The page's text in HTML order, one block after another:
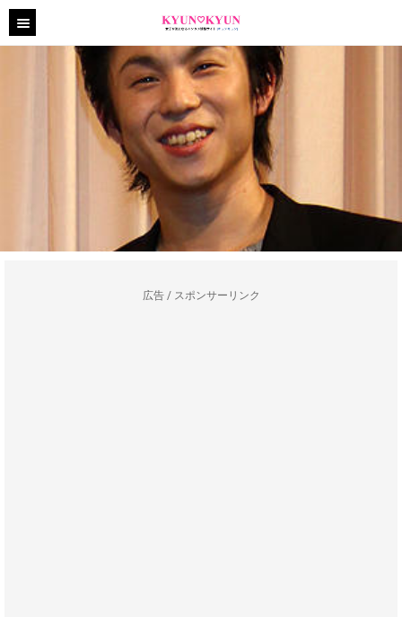
広告 / スポンサーリンク